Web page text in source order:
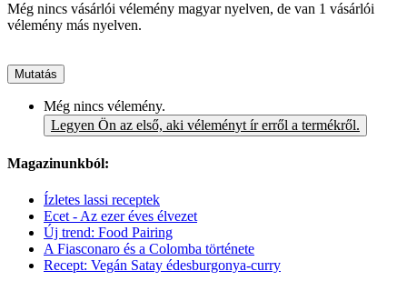
Még nincs vásárlói vélemény magyar nyelven, de van 1 vásárlói
vélemény más nyelven.
Mutatás
Még nincs vélemény.
Legyen Ön az első, aki véleményt ír erről a termékről.
Magazinunkból:
Ízletes lassi receptek
Ecet - Az ezer éves élvezet
Új trend: Food Pairing
A Fiasconaro és a Colomba története
Recept: Vegán Satay édesburgonya-curry